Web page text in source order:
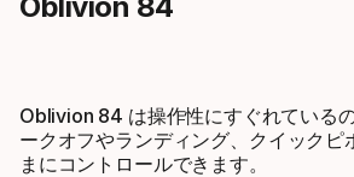
Oblivion 84 は操作性にすぐれている
ークオフやランディング、クイックピ
まにコントロールできます。